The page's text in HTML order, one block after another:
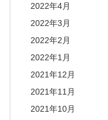
2022年4月
2022年3月
2022年2月
2022年1月
2021年12月
2021年11月
2021年10月